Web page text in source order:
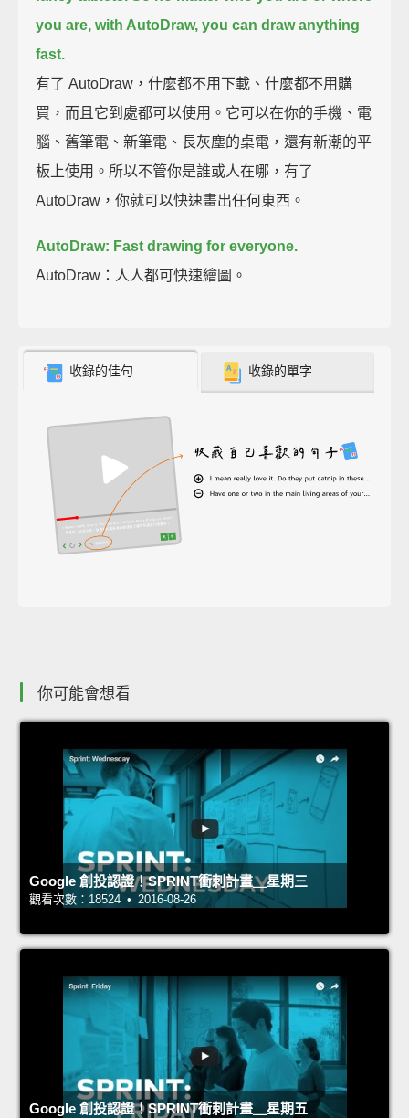
you are, with AutoDraw, you can draw anything
fast.
有了 AutoDraw，什麼都不用下載、什麼都不用購
買，而且它到處都可以使用。它可以在你的手機、電
腦、舊筆電、新筆電、長灰塵的桌電，還有新潮的平
板上使用。所以不管你是誰或人在哪，有了
AutoDraw，你就可以快速畫出任何東西。
AutoDraw: Fast drawing for everyone.
AutoDraw：人人都可快速繪圖。
收錄的佳句 收錄的單字
你可能會想看
Google 創投認證！SPRINT衝刺計畫＿星期三
觀看次數：18524 • 2016-08-26
Google 創投認證！SPRINT衝刺計畫＿星期五